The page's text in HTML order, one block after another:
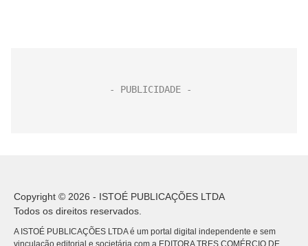
Copyright © 2026 - ISTOÉ PUBLICAÇÕES LTDA
Todos os direitos reservados.
A ISTOÉ PUBLICAÇÕES LTDA é um portal digital independente e sem
vinculação editorial e societária com a EDITORA TRES COMÉRCIO DE